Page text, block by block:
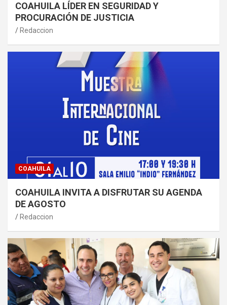
COAHUILA LÍDER EN SEGURIDAD Y
PROCURACIÓN DE JUSTICIA
Redaccion
COAHUILA
COAHUILA INVITA A DISFRUTAR SU AGENDA
DE AGOSTO
Redaccion